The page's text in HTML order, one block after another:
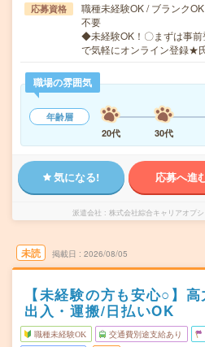
応募資格
職種未経験OK / ブランク
不要
◆未経験OK！〇まずは事
で気軽にオンライン登録★
職場の雰囲気
年齢層
20代
30代
気になる! 応募へ進
派遣会社 株式会社綜合キャリアオプ
未読 掲載日 2026/08/05
【未経験の方も安心○】
出入・運搬/日払いOK
職種未経験OK 交通費別途支給あり